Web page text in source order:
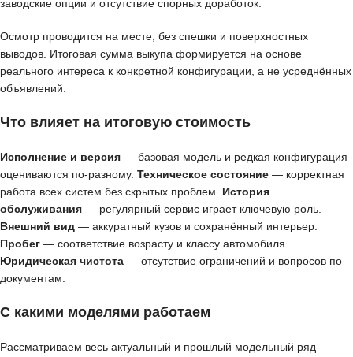
заводские опции и отсутствие спорных доработок.
Осмотр проводится на месте, без спешки и поверхностных
выводов. Итоговая сумма выкупа формируется на основе
реального интереса к конкретной конфигурации, а не усреднённых
объявлений.
Что влияет на итоговую стоимость
Исполнение и версия — базовая модель и редкая конфигурация
оцениваются по-разному. Техническое состояние — корректная
работа всех систем без скрытых проблем. История
обслуживания — регулярный сервис играет ключевую роль.
Внешний вид — аккуратный кузов и сохранённый интерьер.
Пробег — соответствие возрасту и классу автомобиля.
Юридическая чистота — отсутствие ограничений и вопросов по
документам.
С какими моделями работаем
Рассматриваем весь актуальный и прошлый модельный ряд